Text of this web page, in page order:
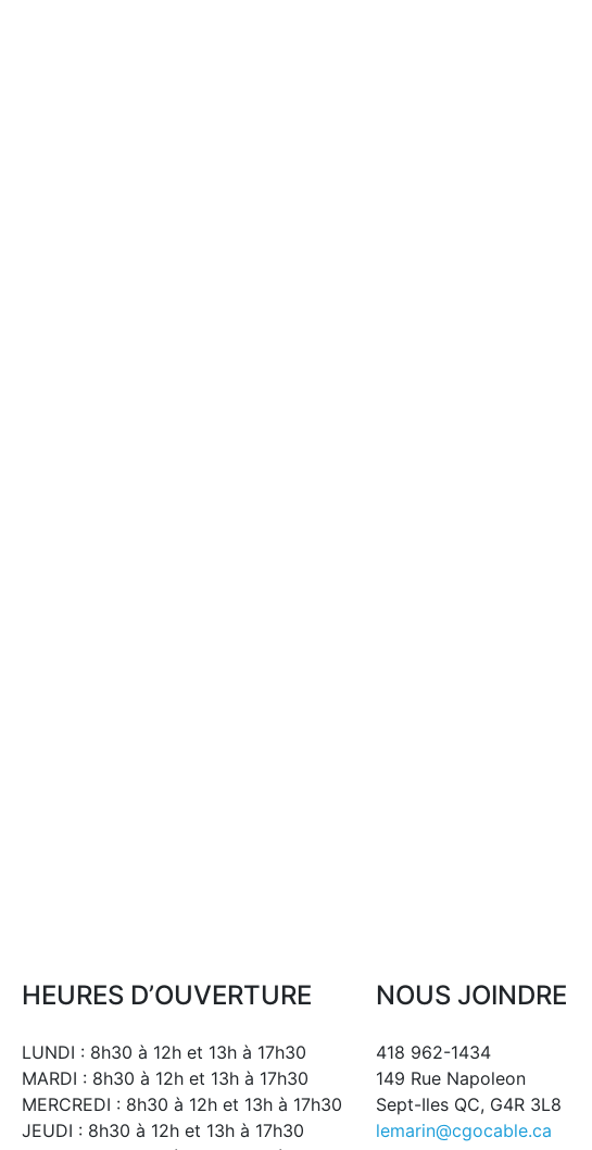
HEURES D’OUVERTURE
LUNDI : 8h30 à 12h et 13h à 17h30
MARDI : 8h30 à 12h et 13h à 17h30
MERCREDI : 8h30 à 12h et 13h à 17h30
JEUDI : 8h30 à 12h et 13h à 17h30
NOUS JOINDRE
418 962-1434
149 Rue Napoleon
Sept-Iles QC, G4R 3L8
lemarin@cgocable.ca